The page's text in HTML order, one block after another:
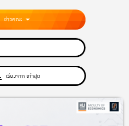
ข่าวคณะ
เรียงจาก เก่าสุด